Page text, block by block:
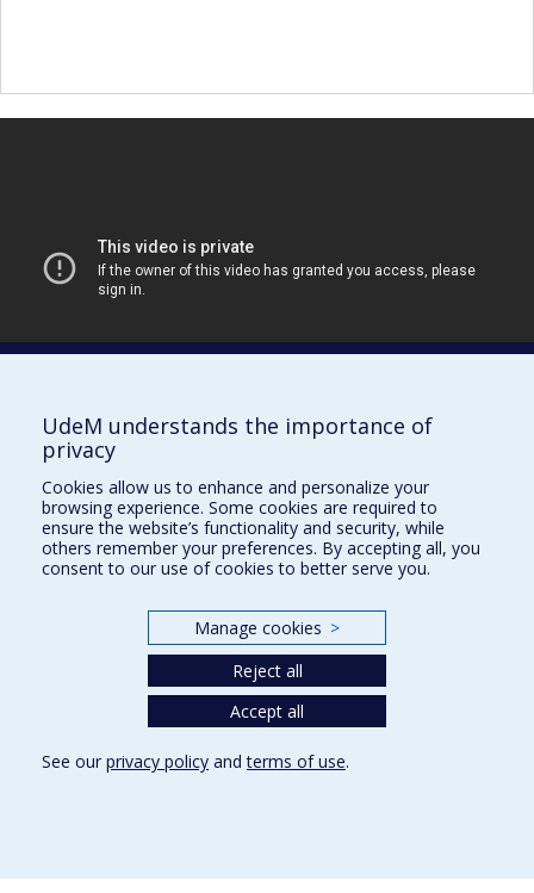
Maîtrise
Faculté des sciences infirmières
2375, chemin de la Côte-Sainte-Catherine
Montréal (Québec) H3T 1A8
Plan du site
Privacy
UdeM understands the importance of
privacy
Cookies allow us to enhance and personalize your
browsing experience. Some cookies are required to
ensure the website’s functionality and security, while
others remember your preferences. By accepting all, you
consent to our use of cookies to better serve you.
Manage cookies >
Reject all
Accept all
See our privacy policy andterms of use.